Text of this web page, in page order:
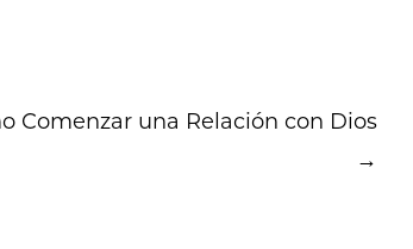
Comenzar una Relación con Dios
→